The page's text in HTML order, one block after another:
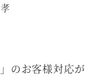
のお客様対応が